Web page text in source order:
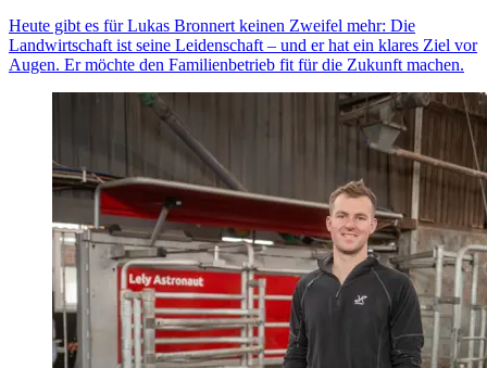
Heute gibt es für Lukas Bronnert keinen Zweifel mehr: Die
Landwirtschaft ist seine Leidenschaft – und er hat ein klares Ziel vor
Augen. Er möchte den Familienbetrieb fit für die Zukunft machen.